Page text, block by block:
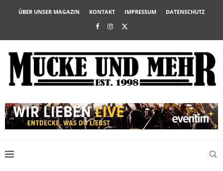
ÜBER UNSER MAGAZIN KONTAKT IMPRESSUM DATENSCHUTZ